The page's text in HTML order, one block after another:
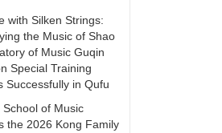
with Silken Strings:
the Music of Shao
of Music Guqin
Special Training
Successfully in Qufu
School of Music
the 2026 Kong Family